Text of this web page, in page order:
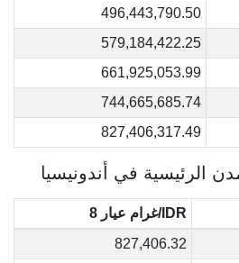
496,443,790.50
579,184,422.25
661,925,053.99
744,665,685.74
827,406,317.49
الرئيسية في أندونيسيا
IDR/غرام عيار 8
827,406.32